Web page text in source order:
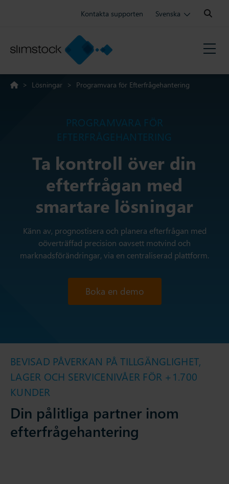
Kontakta supporten Svenska
Search:
> Lösningar > Programvara för Efterfrågehantering
PROGRAMVARA FÖR
EFTERFRÅGEHANTERING
Ta kontroll över din
efterfrågan med
smartare lösningar
Känn av, prognostisera och planera efterfrågan med
oöverträffad precision oavsett motvind och
marknadsförändringar, via en centraliserad plattform.
Boka en demo
BEVISAD PÅVERKAN PÅ TILLGÄNGLIGHET,
LAGER OCH SERVICENIVÅER FÖR +1.700
KUNDER
Din pålitliga partner inom
efterfrågehantering